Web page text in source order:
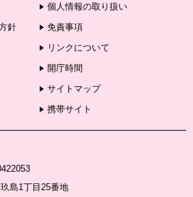
個人情報の取り扱い
針
免責事項
リンクについて
開庁時間
サイトマップ
携帯サイト
島1丁目25番地